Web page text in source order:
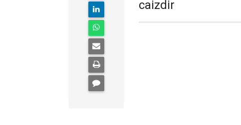
caizdir